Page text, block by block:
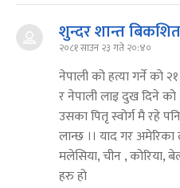
शुन्दर शान्त
२०८१ साउन २३ गते २०:४०
नेपाली को हत्या गर्ने को
र नेपाली लाइ दुख दिने को
उसका पितृ स्वोर्ग मै रहे
लान्छ ।। याद गर अमेरिका
मलेसिया, चीन , कोरिया,
हरु हो